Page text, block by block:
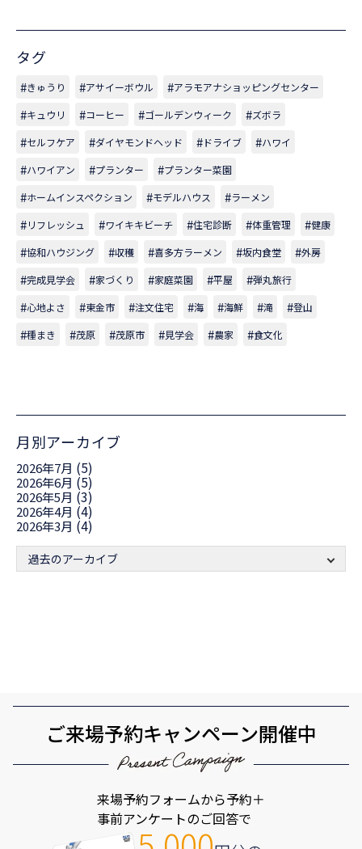
タグ
きゅうり アサイーボウル
アラモアナショッピングセンター
キュウリ
コーヒー ゴールデンウィーク
ズボラ
セルフケア
ダイヤモンドヘッド ドライブ
ハワイ
ハワイアン
プランター
プランター菜園
ホームインスペクション
モデルハウス
ラーメン
リフレッシュ
ワイキキビーチ 住宅診断 体重管理
健康
協和ハウジング
収穫 喜多方ラーメン 坂内食堂
外房
完成見学会
家づくり 家庭菜園 平屋
弾丸旅行
心地よさ
東金市 注文住宅 海 海鮮 滝
登山
種まき
茂原 茂原市 見学会 農家 食文化
月別アーカイブ
2026年7月 (5)
2026年6月 (5)
2026年5月 (3)
2026年4月 (4)
2026年3月 (4)
過去のアーカイブ
ご来場予約キャンペーン開催中
来場予約フォームから予約＋
事前アンケートのご回答で